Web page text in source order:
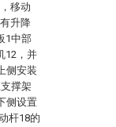
移动
升降
1中部
12，并
侧安装
撑架
侧设置
杆18的